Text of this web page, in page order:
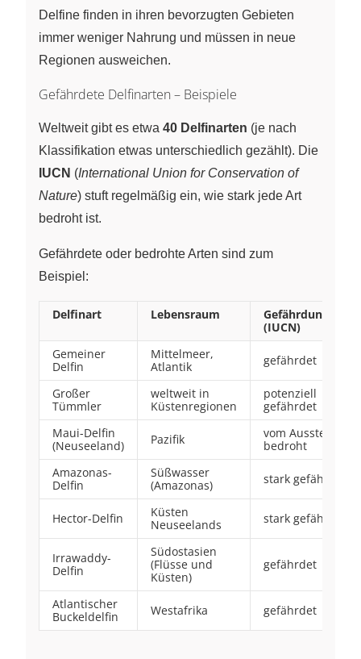
Delfine finden in ihren bevorzugten Gebieten
immer weniger Nahrung und müssen in neue
Regionen ausweichen.
Gefährdete Delfinarten – Beispiele
Weltweit gibt es etwa 40 Delfinarten (je nach
Klassifikation etwas unterschiedlich gezählt). Die
IUCN (International Union for Conservation of
Nature) stuft regelmäßig ein, wie stark jede Art
bedroht ist.
Gefährdete oder bedrohte Arten sind zum
Beispiel:
Delfinart Lebensraum
(IUCN)
Gemeiner
Delfin
Mittelmeer,
Atlantik
gefährdet
Großer
Tümmler
weltweit in
Küstenregionen
potenziell
gefährdet
Maui-Delfin
(Neuseeland)
Pazifik
vom Aussterben
bedroht
Amazonas-
Delfin
Süßwasser
(Amazonas)
stark gefährdet
Hector-Delfin
Küsten
Neuseelands
stark gefährdet
Irrawaddy-
Delfin
Südostasien
(Flüsse und
Küsten)
gefährdet
Atlantischer
Buckeldelfin
Westafrika gefährdet